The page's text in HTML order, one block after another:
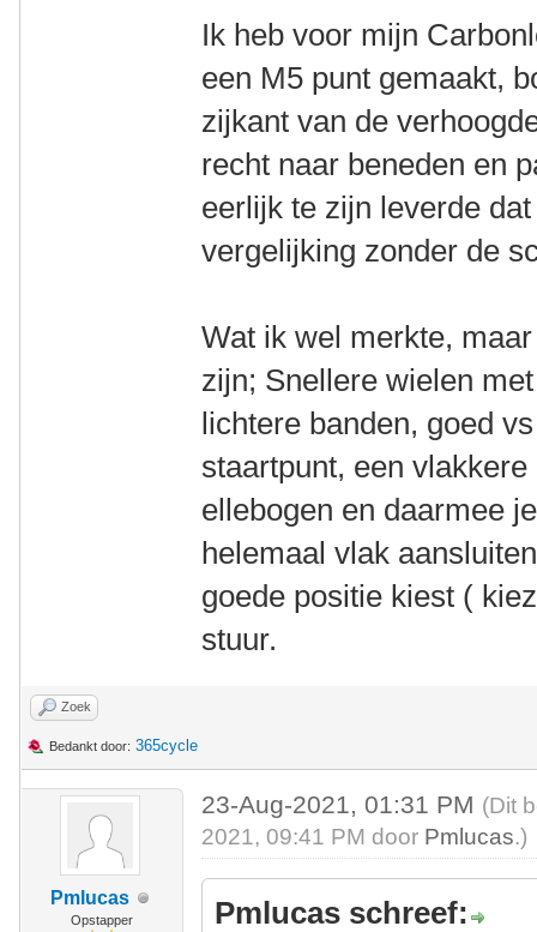
Ik heb voor mijn
een M5 punt gemaakt,
zijkant van de
recht naar beneden en
eerlijk te zijn leverde
vergelijking zonder de
Wat ik wel merkte,
zijn; Snellere wielen
lichtere banden, goed
staartpunt, een
ellebogen en daarmee
helemaal vlak
goede positie kiest (
stuur.
Zoek
Bedankt door: 365cycle
Pmlucas
Opstapper
23-Aug-2021, 01:31 PM (Dit
2021, 09:41 PM door Pmlucas.)
Pmlucas schreef: